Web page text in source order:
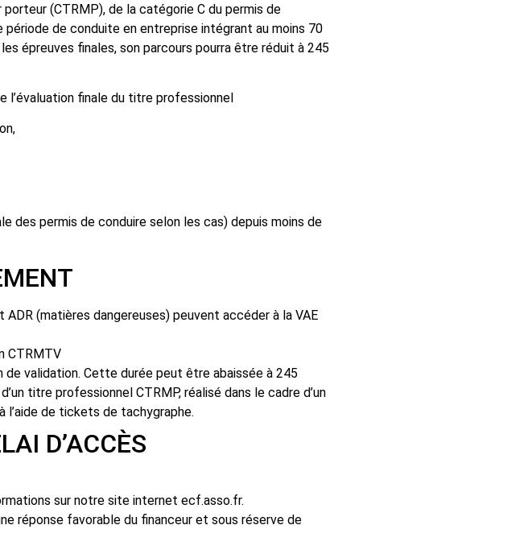
(CTRMP), de la catégorie C du permis de
de conduite en entreprise intégrant au moins 70
épreuves finales, son parcours pourra être réduit à 245
l’évaluation finale du titre professionnel
des permis de conduire selon les cas) depuis moins de
(matières dangereuses) peuvent accéder à la VAE
CTRMTV
de validation. Cette durée peut être abaissée à 245
titre professionnel CTRMP, réalisé dans le cadre d’un
l’aide de tickets de tachygraphe.
sur notre site internet ecf.asso.fr.
réponse favorable du financeur et sous réserve de